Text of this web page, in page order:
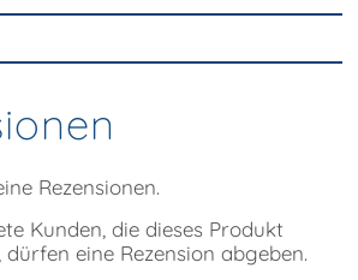
Rezensionen.
Kunden, die dieses Produkt
eine Rezension abgeben.